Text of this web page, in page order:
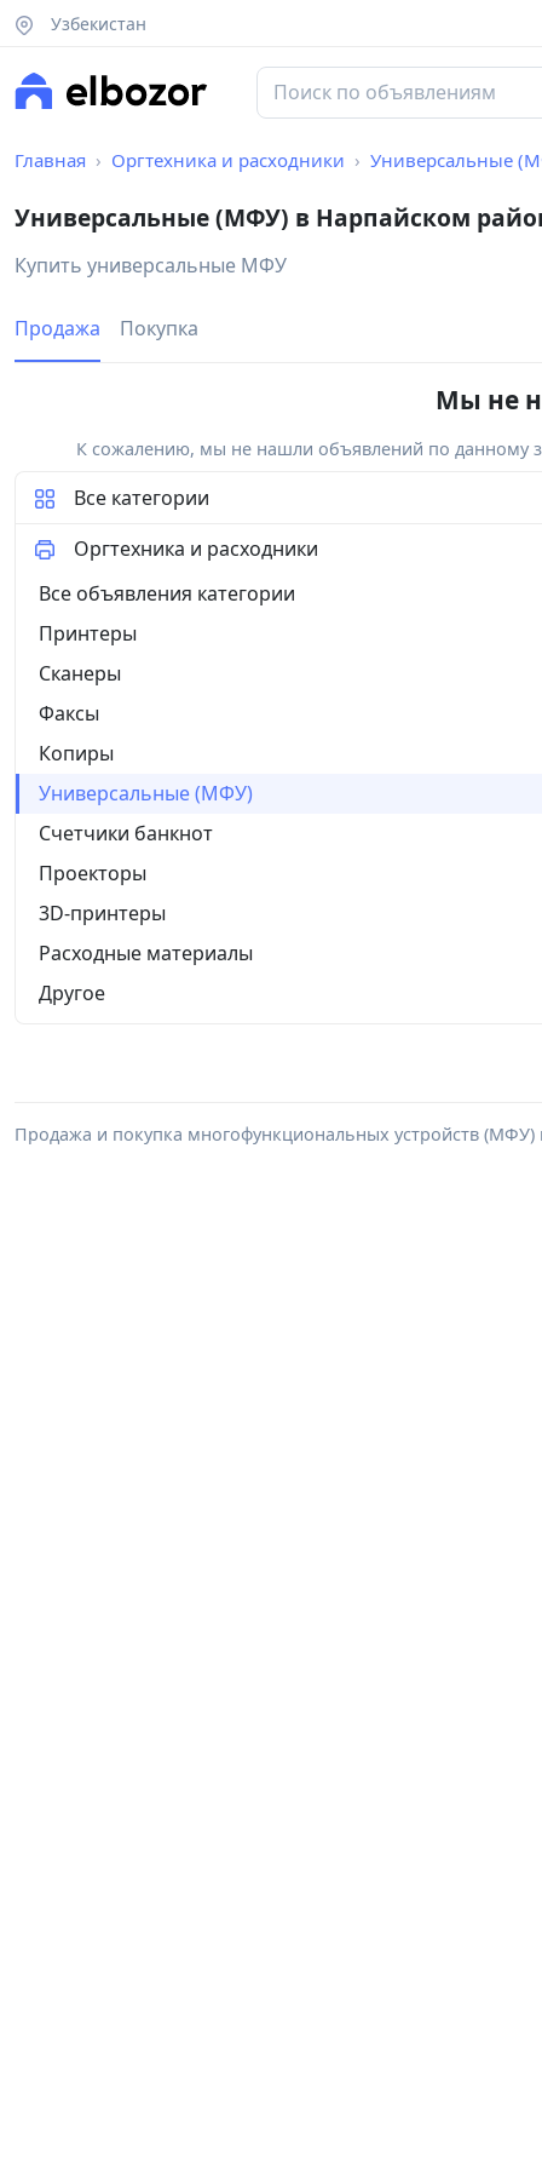
Узбекистан
Главная Оргтехника и расходники Универсальные
Универсальные (МФУ) в Нарпайском
Купить универсальные МФУ
Продажа Покупка
Мы не
К сожалению, мы не нашли объявлений по данному
Все категории
Оргтехника и расходники
Все объявления категории
Принтеры
Сканеры
Факсы
Копиры
Универсальные (МФУ)
Счетчики банкнот
Проекторы
3D-принтеры
Расходные материалы
Другое
Продажа и покупка многофункциональных устройств